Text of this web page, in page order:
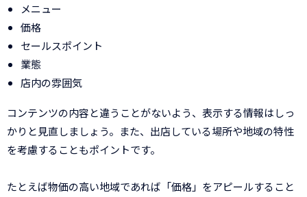
メニュー
価格
セールスポイント
業態
店内の雰囲気
コンテンツの内容と違うことがないよう、表示する情報はしっ
かりと見直しましょう。また、出店している場所や地域の特性
を考慮することもポイントです。
たとえば物価の高い地域であれば「価格」をアピールすること